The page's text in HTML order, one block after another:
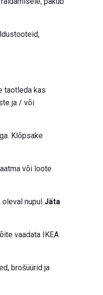
taotleda kas
ja / või
Klõpsake
või loote
nupul Jäta
vaadata IKEA
brošüürid ja